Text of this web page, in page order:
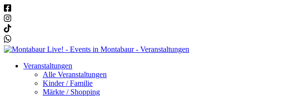
Veranstaltungen
Alle Veranstaltungen
Kinder / Familie
Märkte / Shopping